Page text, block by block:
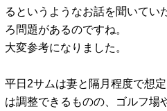
るというようなお話を聞いてい
ろ問題があるのですね。
大変参考になりました。
平日2サムは妻と隔月程度で想
は調整できるものの、ゴルフ場